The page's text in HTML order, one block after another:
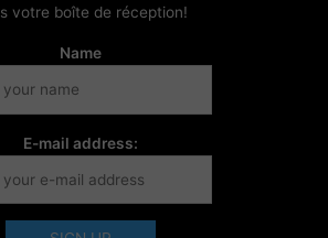
votre boîte de réception!
Name
E-mail address: